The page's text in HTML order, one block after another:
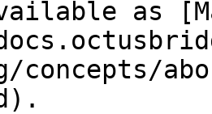
as
concepts/